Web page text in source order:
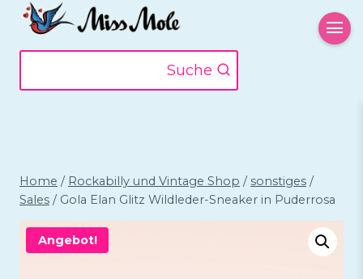
Zum
Inhalt
springen
Suche
Home / Rockabilly und Vintage Shop / sonstiges /
Sales / Gola Elan Glitz Wildleder-Sneaker in Puderrosa
Angebot!